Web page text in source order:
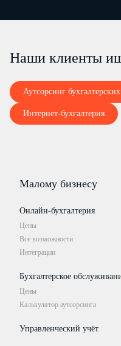
Наши клиенты
Аутсорсинг
Интернет-бухгалтерия
Малому бизнесу
Онлайн-бухгалтерия
Цены
Все возможности
Интеграции
Бухгалтерское
Цены
Калькулятор аутсорсинга
Управленческий учёт